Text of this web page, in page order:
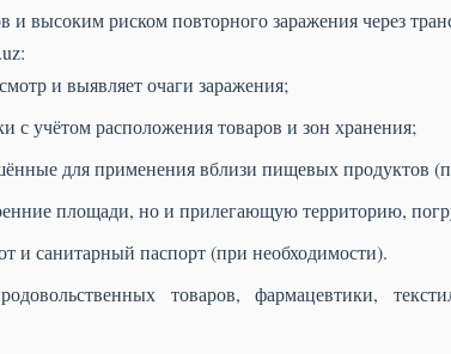
и высоким риском повторного заражения через
и выявляет очаги заражения;
с учётом расположения товаров и зон хранения;
для применения вблизи пищевых продуктов
площади, но и прилегающую территорию,
и санитарный паспорт (при необходимости).
товаров, фармацевтики,